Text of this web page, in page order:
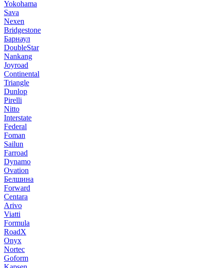
Yokohama
Sava
Nexen
Bridgestone
Барнаул
DoubleStar
Nankang
Joyroad
Continental
Triangle
Dunlop
Pirelli
Nitto
Interstate
Federal
Foman
Sailun
Farroad
Dynamo
Ovation
Белшина
Forward
Centara
Arivo
Viatti
Formula
RoadX
Onyx
Nortec
Goform